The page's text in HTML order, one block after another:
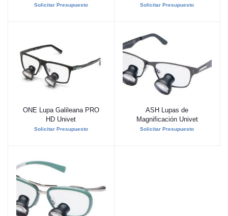
Solicitar Presupuesto Solicitar Presupuesto
Añadir al carrito
ONE Lupa Galileana PRO
HD Univet
Solicitar Presupuesto
Añadir al carrito
ASH Lupas de
Magnificación Univet
Solicitar Presupuesto